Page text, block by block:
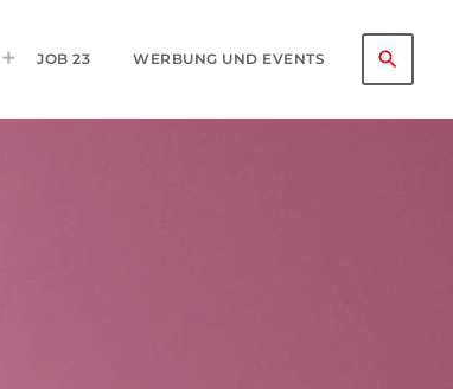
JOB 23 WERBUNG UND EVENTS search